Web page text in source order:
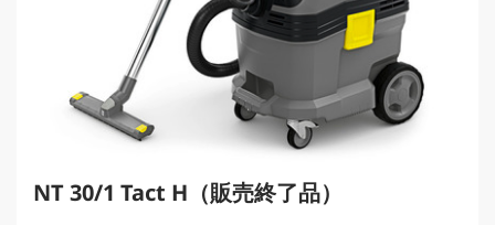
NT 30/1 Tact H（販売終了品）